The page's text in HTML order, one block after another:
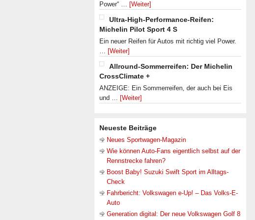
Power“ … [Weiter]
Ultra-High-Performance-Reifen:
Michelin Pilot Sport 4 S
Ein neuer Reifen für Autos mit richtig viel Power.
… [Weiter]
Allround-Sommerreifen: Der Michelin
CrossClimate +
ANZEIGE: Ein Sommerreifen, der auch bei Eis
und … [Weiter]
Neueste Beiträge
Neues Sportwagen-Magazin
Wie können Auto-Fans eigentlich selbst auf der
Rennstrecke fahren?
Boost Baby! Suzuki Swift Sport im Alltags-
Check
Fahrbericht: Volkswagen e-Up! – Das Volks-E-
Auto
Generation digital: Der neue Volkswagen Golf 8